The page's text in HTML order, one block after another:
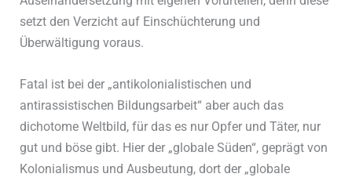
setzt den Verzicht auf Einschüchterung und
Überwältigung voraus.
Fatal ist bei der „antikolonialistischen und
antirassistischen Bildungsarbeit“ aber auch das
dichotome Weltbild, für das es nur Opfer und Täter, nur
gut und böse gibt. Hier der „globale Süden“, geprägt von
Kolonialismus und Ausbeutung, dort der „globale